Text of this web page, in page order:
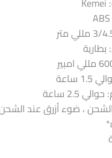
2.5 ساعة
، ضوء أزرق عند